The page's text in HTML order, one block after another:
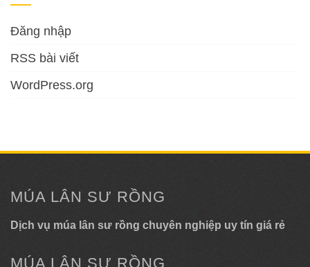
Đăng nhập
RSS bài viết
WordPress.org
MÚA LÂN SƯ RỒNG
Dịch vụ múa lân sư rồng chuyên nghiệp uy tín giá rẻ
MÚA LÂN SƯ RỒNG